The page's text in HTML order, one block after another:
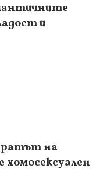
и
на
хомосексуален